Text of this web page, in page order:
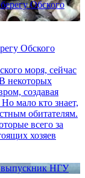
Обского
моря, сейчас
некоторых
создавая
мало кто знает,
обитателям.
всего за
хозяев